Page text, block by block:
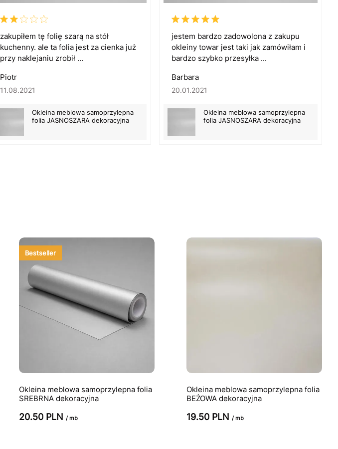
zakupiłem tę folię szarą na stół
kuchenny. ale ta folia jest za cienka już
przy naklejaniu zrobił ...
Piotr
11.08.2021
Okleina meblowa samoprzylepna
folia JASNOSZARA dekoracyjna
jestem bardzo zadowolona z zakupu
okleiny towar jest taki jak zamówiłam i
bardzo szybko przesyłka ...
Barbara
20.01.2021
Okleina meblowa samoprzylepna
folia JASNOSZARA dekoracyjna
Bestseller
Okleina meblowa samoprzylepna folia
SREBRNA dekoracyjna
20.50 PLN / mb
Okleina meblowa samoprzylepna folia
BEŻOWA dekoracyjna
19.50 PLN / mb